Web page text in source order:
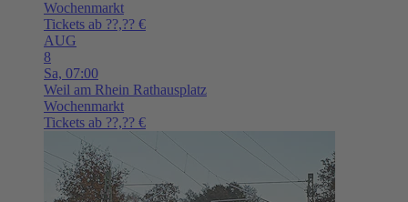
Wochenmarkt
Tickets ab ??,?? €
AUG
8
Sa, 07:00
Weil am Rhein Rathausplatz
Wochenmarkt
Tickets ab ??,?? €